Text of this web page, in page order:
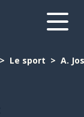
Le sport A.